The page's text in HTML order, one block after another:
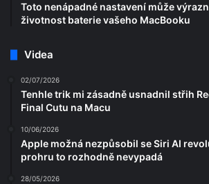
Toto nenápadné nastavení může
životnost baterie vašeho MacBooku
Videa
02/07/2026
Tenhle trik mi zásadně usnadnil střih
Final Cutu na Macu
10/06/2026
Apple možná nezpůsobil se Siri AI
prohru to rozhodně nevypadá
28/05/2026